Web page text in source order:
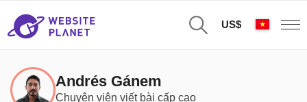
US$
Andrés Gánem
Chuyên viên viết bài cấp cao